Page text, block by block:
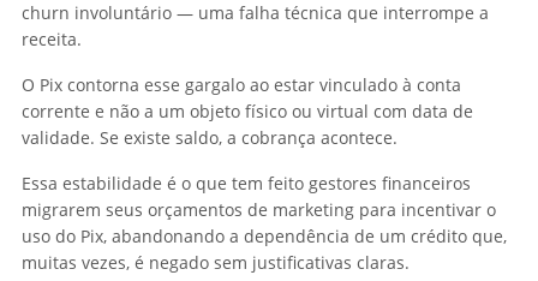
churn involuntário — uma falha técnica que interrompe a
receita.
O Pix contorna esse gargalo ao estar vinculado à conta
corrente e não a um objeto físico ou virtual com data de
validade. Se existe saldo, a cobrança acontece.
Essa estabilidade é o que tem feito gestores financeiros
migrarem seus orçamentos de marketing para incentivar o
uso do Pix, abandonando a dependência de um crédito que,
muitas vezes, é negado sem justificativas claras.